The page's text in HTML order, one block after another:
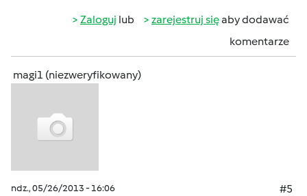
Zaloguj lub zarejestruj sięaby dodawać
komentarze
magi1 (niezweryfikowany)
ndz., 05/26/2013 - 16:06
#5